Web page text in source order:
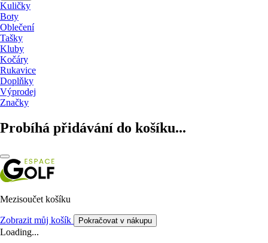
Kuličky
Boty
Oblečení
Tašky
Kluby
Kočáry
Rukavice
Doplňky
Výprodej
Značky
Probíhá přidávání do košíku...
Mezisoučet košíku
Zobrazit můj košík Pokračovat v nákupu
Loading...